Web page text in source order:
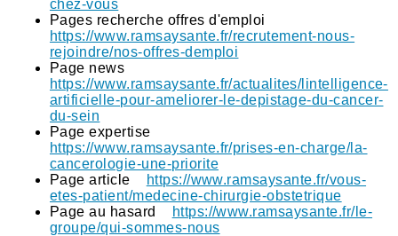
chez-vous
Pages recherche offres d'emploi
https://www.ramsaysante.fr/recrutement-nous-
rejoindre/nos-offres-demploi
Page news
https://www.ramsaysante.fr/actualites/lintelligence-
artificielle-pour-ameliorer-le-depistage-du-cancer-
du-sein
Page expertise
https://www.ramsaysante.fr/prises-en-charge/la-
cancerologie-une-priorite
Page article
https://www.ramsaysante.fr/vous-
etes-patient/medecine-chirurgie-obstetrique
Page au hasard
https://www.ramsaysante.fr/le-
groupe/qui-sommes-nous